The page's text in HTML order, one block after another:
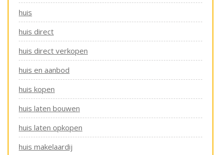
huis
huis direct
huis direct verkopen
huis en aanbod
huis kopen
huis laten bouwen
huis laten opkopen
huis makelaardij